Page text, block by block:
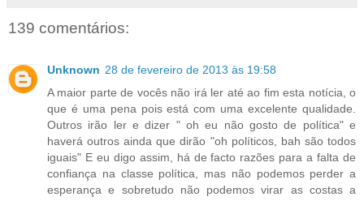
139 comentários:
Unknown 28 de fevereiro de 2013 às 19:58
A maior parte de vocês não irá ler até ao fim esta notícia, o
que é uma pena pois está com uma excelente qualidade.
Outros irão ler e dizer " oh eu não gosto de política" e
haverá outros ainda que dirão "oh políticos, bah são todos
iguais" E eu digo assim, há de facto razões para a falta de
confiança na classe política, mas não podemos perder a
esperança e sobretudo não podemos virar as costas a